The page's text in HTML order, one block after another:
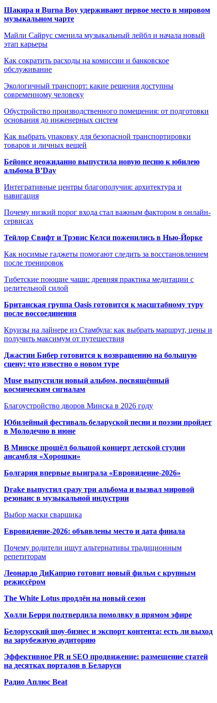
Шакира и Burna Boy удерживают первое место в мировом
музыкальном чарте
Майли Сайрус сменила музыкальный лейбл и начала новый
этап карьеры
Как сократить расходы на комиссии и банковское
обслуживание
Экологичный транспорт: какие решения доступны
современному человеку
Обустройство производственного помещения: от подготовки
основания до инженерных систем
Как выбрать упаковку для безопасной транспортировки
товаров и личных вещей
Бейонсе неожиданно выпустила новую песню к юбилею
альбома B’Day
Интегративные центры благополучия: архитектура и
навигация
Почему низкий порог входа стал важным фактором в онлайн-
сервисах
Тейлор Свифт и Трэвис Келси поженились в Нью-Йорке
Как носимые гаджеты помогают следить за восстановлением
после тренировок
Тибетские поющие чаши: древняя практика медитации с
целительной силой
Британская группа Oasis готовится к масштабному туру
после воссоединения
Круизы на лайнере из Стамбула: как выбрать маршрут, цены и
получить максимум от путешествия
Джастин Бибер готовится к возвращению на большую
сцену: что известно о новом туре
Muse выпустили новый альбом, посвящённый
космическим сигналам
Благоустройство дворов Минска в 2026 году
Юбилейный фестиваль беларуской песни и поэзии пройдет
в Молодечно в июне
В Минске прошёл большой концерт детской студии
ансамбля «Хорошки»
Болгария впервые выиграла «Евровидение-2026»
Drake выпустил сразу три альбома и вызвал мировой
резонанс в музыкальной индустрии
Выбор маски сварщика
Евровидение-2026: объявлены место и дата финала
Почему родители ищут альтернативы традиционным
репетиторам
Леонардо ДиКаприо готовит новый фильм с крупным
режиссёром
The White Lotus продлён на новый сезон
Холли Берри подтвердила помолвку в прямом эфире
Белорусский шоу-бизнес и экспорт контента: есть ли выход
на зарубежную аудиторию
Эффективное PR и SEO продвижение: размещение статей
на десятках порталов в Беларуси
Радио Аплюс Beat